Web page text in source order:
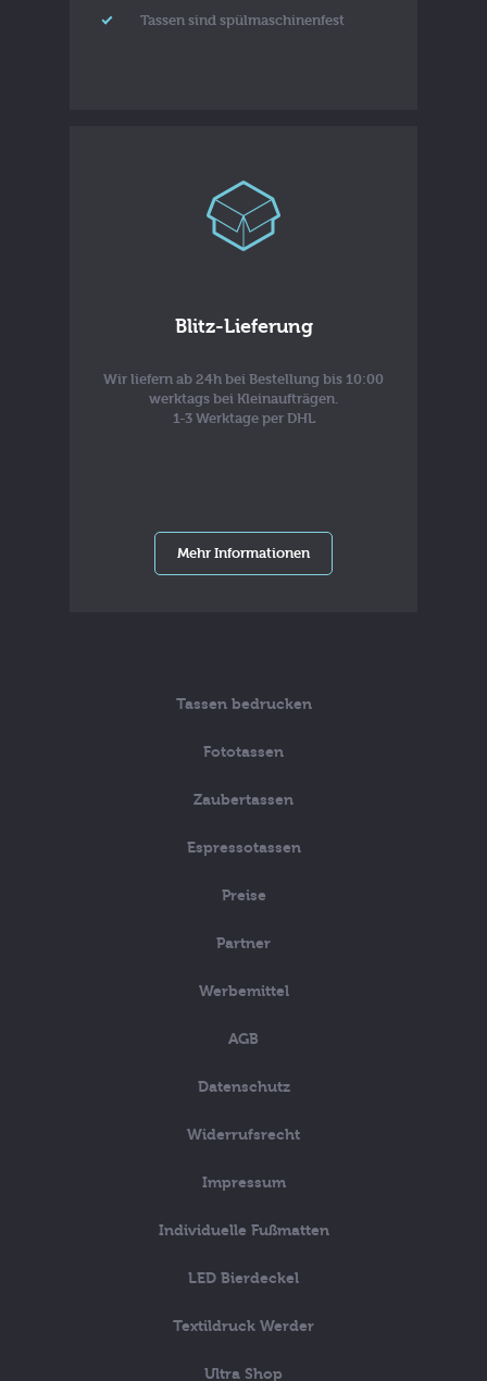
Tassen sind spülmaschinenfest
Blitz-Lieferung
Wir liefern ab 24h bei Bestellung bis 10:00
werktags bei Kleinaufträgen.
1-3 Werktage per DHL
Mehr Informationen
Tassen bedrucken
Fototassen
Zaubertassen
Espressotassen
Preise
Partner
Werbemittel
AGB
Datenschutz
Widerrufsrecht
Impressum
Individuelle Fußmatten
LED Bierdeckel
Textildruck Werder
Ultra Shop